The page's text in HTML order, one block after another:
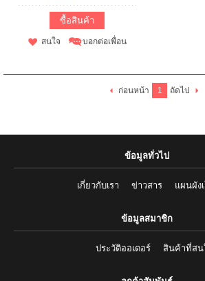
ซื้อสินค้า
สนใจ บอกต่อเพื่อน
ก่อนหน้า 1 ถัดไป
ข้อมูลทั่วไป
เกี่ยวกับเรา ข่าวสาร แผนผัง
ข้อมูลสมาชิก
ประวัติออเดอร์ สินค้าที่สน